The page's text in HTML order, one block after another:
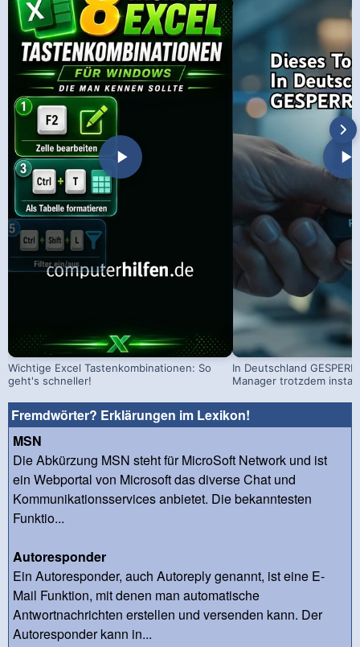
Wichtige Excel Tastenkombinationen: So
geht's schneller!
In Deutschland
Manager trotzdem
Fremdwörter? Erklärungen im Lexikon!
MSN
Die Abkürzung MSN steht für MicroSoft Network und ist
ein Webportal von Microsoft das diverse Chat und
Kommunikationsservices anbietet. Die bekanntesten
Funktio...
Autoresponder
Ein Autoresponder, auch Autoreply genannt, ist eine E-
Mail Funktion, mit denen man automatische
Antwortnachrichten erstellen und versenden kann. Der
Autoresponder kann in...